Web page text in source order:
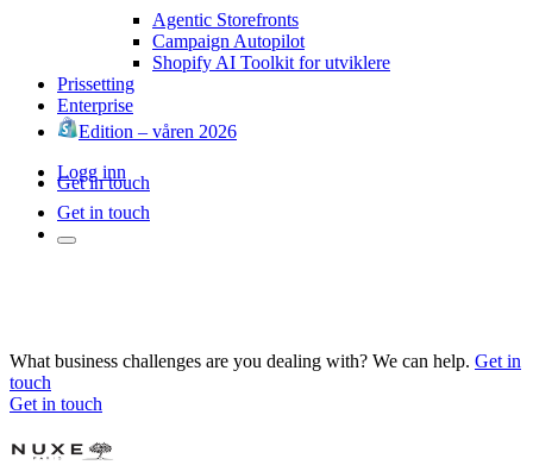
Agentic Storefronts
Campaign Autopilot
Shopify AI Toolkit for utviklere
Prissetting
Enterprise
Edition – våren 2026
Logg inn
Get in touch
Get in touch
What business challenges are you dealing with? We can help. Get in
touch
Get in touch